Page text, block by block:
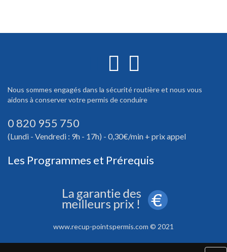
Nous sommes engagés dans la sécurité routière et nous vous
aidons à conserver votre permis de conduire
0 820 955 750
(Lundi - Vendredi : 9h - 17h) - 0,30€/min + prix appel
Les Programmes et Prérequis
www.recup-pointspermis.com © 2021